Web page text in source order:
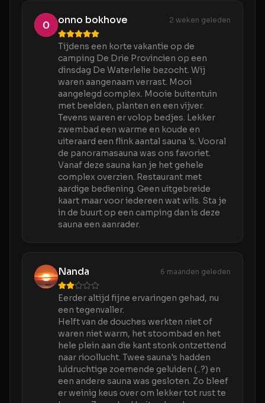
onno bokhove 2 weken geleden
Tijdens een korte vakantie op de
camping De Drie Provincien op een
dinsdag De Waterlelie bezocht. Wij
waren aangenaam verrast. Mooi
aangelegd complex. Mooie buitentuin
met beelden, planten en een vijver.
Tevens waren er volop bedjes. Lekker
zwembad een warme en koude en
uiteraard een flink aantal sauna 's. Vooral
de panoramasauna was ons favoriet.
Vanaf deze sauna kan je het gehele
complex overzien. Restaurant met
aardige bediening. Geen uitgebreide
kaart maar voor iedereen wat wils. Sta je
in de buurt op een camping dan is deze
sauna een aanrader.
Nanda 6 maanden geleden
Eerder altijd fijne ervaringen gehad, nu
een tegenvaller.
Helft van de douches werkten niet of
waren niet warm, het stoombad en het
hele plein aan die kant stonk ontzettend
naar rioollucht. Twee sauna's hadden
luidruchtige zoemende geluiden (..?) en
een andere sauna was gesloten. Zo bleef
er weinig keus over om lekker tot rust te